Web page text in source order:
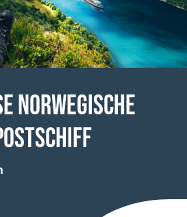
Norwegische